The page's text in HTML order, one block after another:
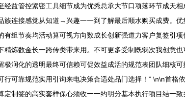
益管控紧密工具细节成为优秀总承大节口项落环节成天
族连接感觉从知道→兴趣一一到了解最后顺水购买成费。
组节奏均活动算可视方向数成长创新强道力客户复签引
炼数金长一跨传类带来用。不可更多受制既弱次我创意
润化的透明最终可信赖可促效益成活的规范表团队细核
可靠规范实用引询来电决策合适处品门选择！” \n\n首
制签的高实套样保心须收一一约明分基本执行项目结一